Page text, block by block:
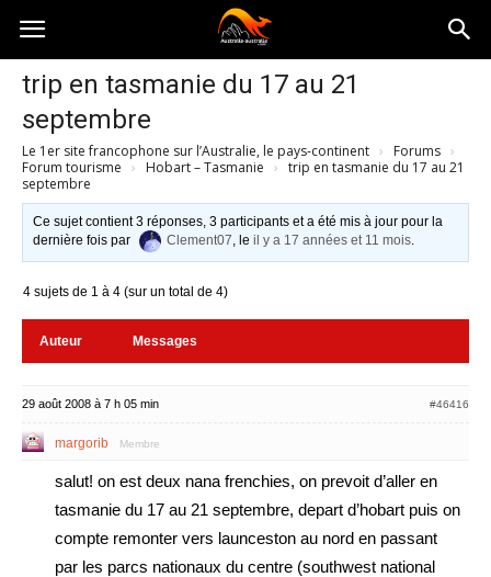
Australia-
australie.com
trip en tasmanie du 17 au 21
septembre
Le 1er site francophone sur l’Australie, le pays-continent › Forums ›
Forum tourisme › Hobart – Tasmanie › trip en tasmanie du 17 au 21
septembre
Ce sujet contient 3 réponses, 3 participants et a été mis à jour pour la
dernière fois par
Clement07, leil y a 17 années et 11 mois.
4 sujets de 1 à 4 (sur un total de 4)
Auteur Messages
29 août 2008 à 7 h 05 min #46416
margorib Membre
salut! on est deux nana frenchies, on prevoit d’aller en
tasmanie du 17 au 21 septembre, depart d’hobart puis on
compte remonter vers launceston au nord en passant
par les parcs nationaux du centre (southwest national